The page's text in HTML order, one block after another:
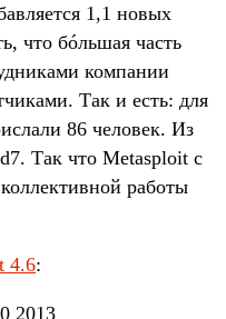
1,1 новых
что бóльшая часть
компании
Так и есть: для
86 человек. Из
Так что Metasploit с
работы
4.6:
2013